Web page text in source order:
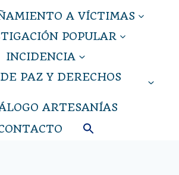
A VÍCTIMAS
POPULAR
INCIDENCIA
PAZ Y DERECHOS
ARTESANÍAS